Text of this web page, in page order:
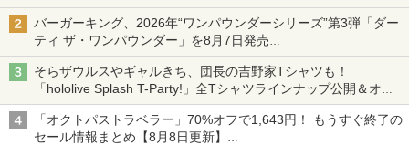
初回は「機動戦士ガンダム【HDリマスター版】」
バーガーキング、2026年“ワンパウンダーシリーズ”第3弾「ダー
ティ ザ・ワンパウンダー」を8月7日発売
「特製ガーリックマヨソース」を使用した超大型チーズバーガー
そらザウルスやギャルきち、団長の吉野家Tシャツも！
「hololive Splash T-Party!」全Tシャツラインナップ公開＆オン
ライン販売開始
「オクトパストラベラー」70%オフで1,643円！ もうすぐ終了の
セール情報まとめ【8月8日更新】